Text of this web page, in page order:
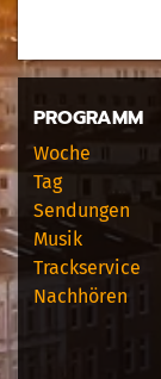
PROGRAMM
Woche
Tag
Sendungen
Musik
Trackservice
Nachhören